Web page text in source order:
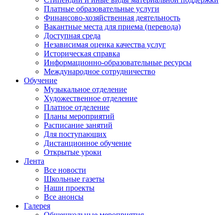
Платные образовательные услуги
Финансово-хозяйственная деятельность
Вакантные места для приема (перевода)
Доступная среда
Независимая оценка качества услуг
Историческая справка
Информационно-образовательные ресурсы
Международное сотрудничество
Обучение
Музыкальное отделение
Художественное отделение
Платное отделение
Планы мероприятий
Расписание занятий
Для поступающих
Дистанционное обучение
Открытые уроки
Лента
Все новости
Школьные газеты
Наши проекты
Все анонсы
Галерея